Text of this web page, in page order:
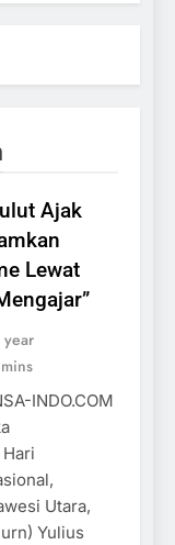
Ajak
Lewat
year
INDO.COM
Utara,
Yulius